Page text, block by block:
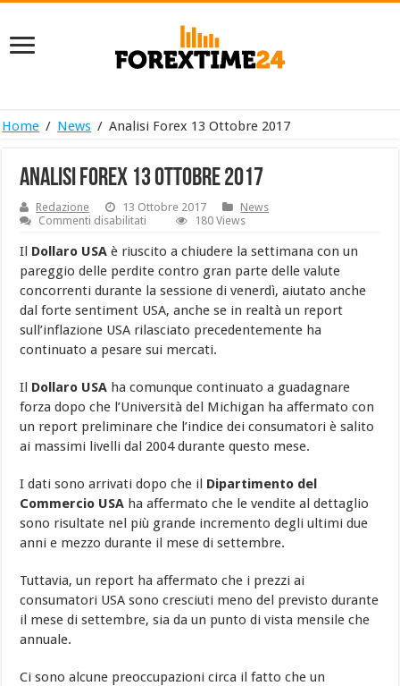
Home / News / Analisi Forex 13 Ottobre 2017
Analisi Forex 13 Ottobre 2017
Redazione 13 Ottobre 2017
News
Commenti disabilitati
Forex
13
Ottobre
2017
180 Views
Il Dollaro USA è riuscito a chiudere la settimana con un
pareggio delle perdite contro gran parte delle valute
concorrenti durante la sessione di venerdì, aiutato anche
dal forte sentiment USA, anche se in realtà un report
sull’inflazione USA rilasciato precedentemente ha
continuato a pesare sui mercati.
Il Dollaro USA ha comunque continuato a guadagnare
forza dopo che l’Università del Michigan ha affermato con
un report preliminare che l’indice dei consumatori è salito
ai massimi livelli dal 2004 durante questo mese.
I dati sono arrivati dopo che il Dipartimento del
Commercio USA ha affermato che le vendite al dettaglio
sono risultate nel più grande incremento degli ultimi due
anni e mezzo durante il mese di settembre.
Tuttavia, un report ha affermato che i prezzi ai
consumatori USA sono cresciuti meno del previsto durante
il mese di settembre, sia da un punto di vista mensile che
annuale.
Ci sono alcune preoccupazioni circa il fatto che un